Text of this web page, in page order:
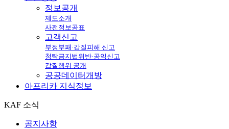
정보공개
제도소개
사전정보공표
고객신고
부정부패·갑질피해 신고
청탁금지법위반·공익신고
갑질행위 공개
공공데이터개방
아프리카 지식정보
KAF 소식
공지사항